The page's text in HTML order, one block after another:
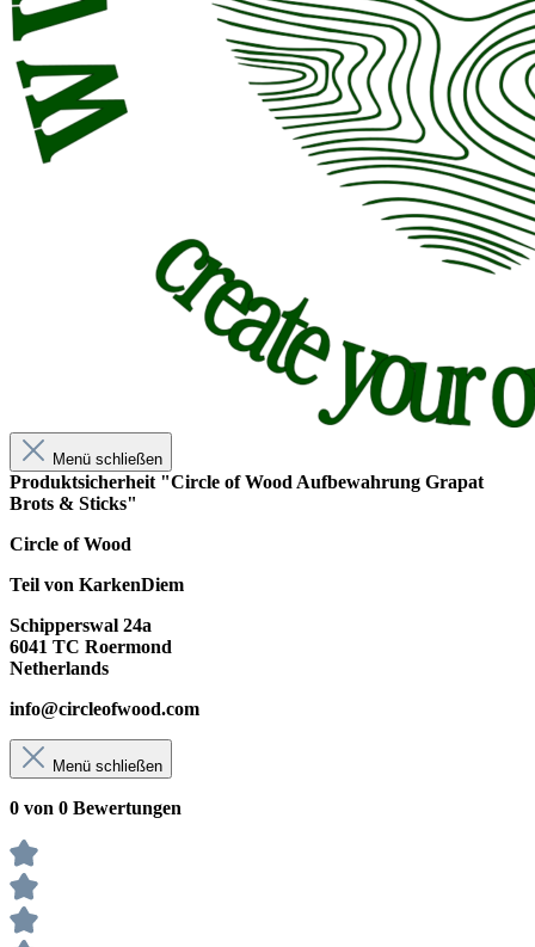
Menü schließen
Produktsicherheit "Circle of Wood Aufbewahrung Grapat
Brots & Sticks"
Circle of Wood
Teil von KarkenDiem
Schipperswal 24a
6041 TC Roermond
Netherlands
info@circleofwood.com
Menü schließen
0 von 0 Bewertungen